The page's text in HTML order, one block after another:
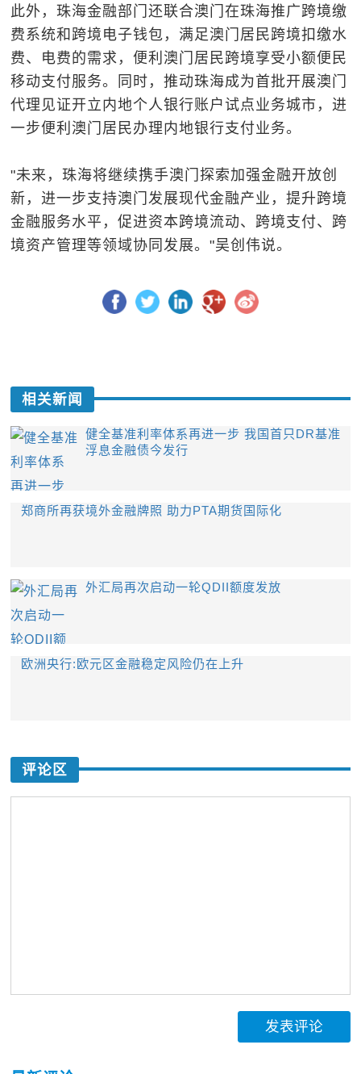
此外，珠海金融部门还联合澳门在珠海推广跨境缴
费系统和跨境电子钱包，满足澳门居民跨境扣缴水
费、电费的需求，便利澳门居民跨境享受小额便民
移动支付服务。同时，推动珠海成为首批开展澳门
代理见证开立内地个人银行账户试点业务城市，进
一步便利澳门居民办理内地银行支付业务。
"未来，珠海将继续携手澳门探索加强金融开放创
新，进一步支持澳门发展现代金融产业，提升跨境
金融服务水平，促进资本跨境流动、跨境支付、跨
境资产管理等领域协同发展。"吴创伟说。
相关新闻
健全基准利率体系再进一步 我国首只DR基准
浮息金融债今发行
郑商所再获境外金融牌照 助力PTA期货国际化
外汇局再次启动一轮QDII额度发放
欧洲央行:欧元区金融稳定风险仍在上升
评论区
发表评论